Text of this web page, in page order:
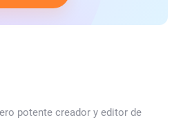
potente creador y editor de